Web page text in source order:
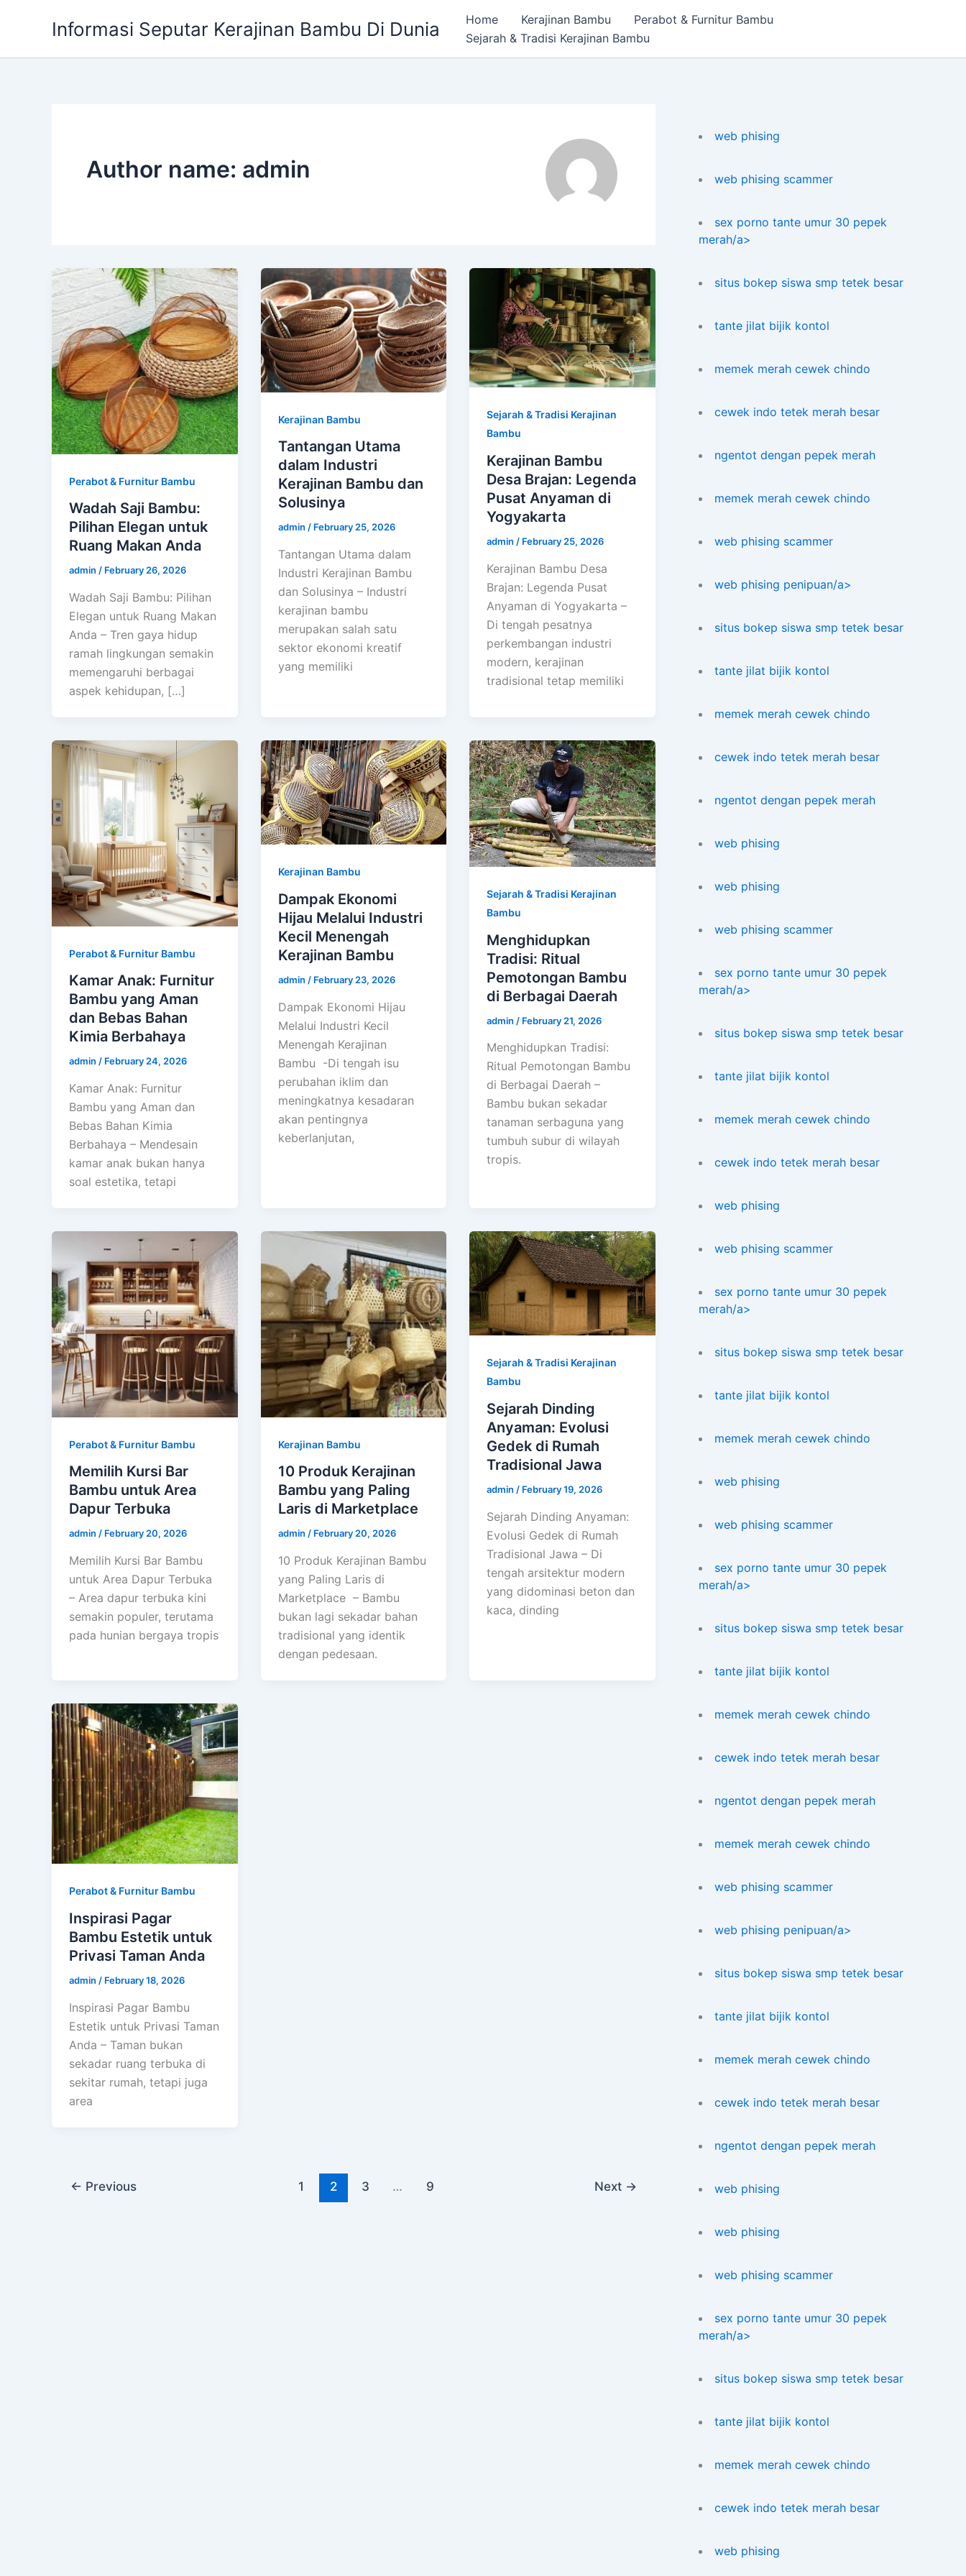
Informasi Seputar Kerajinan Bambu Di Dunia Home Kerajinan Bambu
Perabot & Furnitur Bambu
Sejarah & Tradisi Kerajinan Bambu
Author name: admin
Perabot & Furnitur Bambu
Wadah Saji Bambu:
Pilihan Elegan untuk
Ruang Makan Anda
admin / February 26, 2026
Wadah Saji Bambu: Pilihan
Elegan untuk Ruang Makan
Anda – Tren gaya hidup
ramah lingkungan semakin
memengaruhi berbagai
aspek kehidupan, […]
Kerajinan Bambu
Tantangan Utama
dalam Industri
Kerajinan Bambu dan
Solusinya
admin / February 25, 2026
Tantangan Utama dalam
Industri Kerajinan Bambu
dan Solusinya – Industri
kerajinan bambu
merupakan salah satu
sektor ekonomi kreatif
yang memiliki
Sejarah & Tradisi Kerajinan
Bambu
Kerajinan Bambu
Desa Brajan: Legenda
Pusat Anyaman di
Yogyakarta
admin / February 25, 2026
Kerajinan Bambu Desa
Brajan: Legenda Pusat
Anyaman di Yogyakarta –
Di tengah pesatnya
perkembangan industri
modern, kerajinan
tradisional tetap memiliki
Perabot & Furnitur Bambu
Kamar Anak: Furnitur
Bambu yang Aman
dan Bebas Bahan
Kimia Berbahaya
admin / February 24, 2026
Kamar Anak: Furnitur
Bambu yang Aman dan
Bebas Bahan Kimia
Berbahaya – Mendesain
kamar anak bukan hanya
soal estetika, tetapi
Kerajinan Bambu
Dampak Ekonomi
Hijau Melalui Industri
Kecil Menengah
Kerajinan Bambu
admin / February 23, 2026
Dampak Ekonomi Hijau
Melalui Industri Kecil
Menengah Kerajinan
Bambu -Di tengah isu
perubahan iklim dan
meningkatnya kesadaran
akan pentingnya
keberlanjutan,
Sejarah & Tradisi Kerajinan
Bambu
Menghidupkan
Tradisi: Ritual
Pemotongan Bambu
di Berbagai Daerah
admin / February 21, 2026
Menghidupkan Tradisi:
Ritual Pemotongan Bambu
di Berbagai Daerah –
Bambu bukan sekadar
tanaman serbaguna yang
tumbuh subur di wilayah
tropis.
Perabot & Furnitur Bambu
Memilih Kursi Bar
Bambu untuk Area
Dapur Terbuka
admin / February 20, 2026
Memilih Kursi Bar Bambu
untuk Area Dapur Terbuka
– Area dapur terbuka kini
semakin populer, terutama
pada hunian bergaya tropis
Kerajinan Bambu
10 Produk Kerajinan
Bambu yang Paling
Laris di Marketplace
admin / February 20, 2026
10 Produk Kerajinan Bambu
yang Paling Laris di
Marketplace – Bambu
bukan lagi sekadar bahan
tradisional yang identik
dengan pedesaan.
Sejarah & Tradisi Kerajinan
Bambu
Sejarah Dinding
Anyaman: Evolusi
Gedek di Rumah
Tradisional Jawa
admin / February 19, 2026
Sejarah Dinding Anyaman:
Evolusi Gedek di Rumah
Tradisional Jawa – Di
tengah arsitektur modern
yang didominasi beton dan
kaca, dinding
Perabot & Furnitur Bambu
Inspirasi Pagar
Bambu Estetik untuk
Privasi Taman Anda
admin / February 18, 2026
Inspirasi Pagar Bambu
Estetik untuk Privasi Taman
Anda – Taman bukan
sekadar ruang terbuka di
sekitar rumah, tetapi juga
area
← Previous 1 2 3 … 9 Next →
web phising
web phising scammer
sex porno tante umur 30 pepek
merah/a>
situs bokep siswa smp tetek besar
tante jilat bijik kontol
memek merah cewek chindo
cewek indo tetek merah besar
ngentot dengan pepek merah
memek merah cewek chindo
web phising scammer
web phising penipuan/a>
situs bokep siswa smp tetek besar
tante jilat bijik kontol
memek merah cewek chindo
cewek indo tetek merah besar
ngentot dengan pepek merah
web phising
web phising
web phising scammer
sex porno tante umur 30 pepek
merah/a>
situs bokep siswa smp tetek besar
tante jilat bijik kontol
memek merah cewek chindo
cewek indo tetek merah besar
web phising
web phising scammer
sex porno tante umur 30 pepek
merah/a>
situs bokep siswa smp tetek besar
tante jilat bijik kontol
memek merah cewek chindo
web phising
web phising scammer
sex porno tante umur 30 pepek
merah/a>
situs bokep siswa smp tetek besar
tante jilat bijik kontol
memek merah cewek chindo
cewek indo tetek merah besar
ngentot dengan pepek merah
memek merah cewek chindo
web phising scammer
web phising penipuan/a>
situs bokep siswa smp tetek besar
tante jilat bijik kontol
memek merah cewek chindo
cewek indo tetek merah besar
ngentot dengan pepek merah
web phising
web phising
web phising scammer
sex porno tante umur 30 pepek
merah/a>
situs bokep siswa smp tetek besar
tante jilat bijik kontol
memek merah cewek chindo
cewek indo tetek merah besar
web phising